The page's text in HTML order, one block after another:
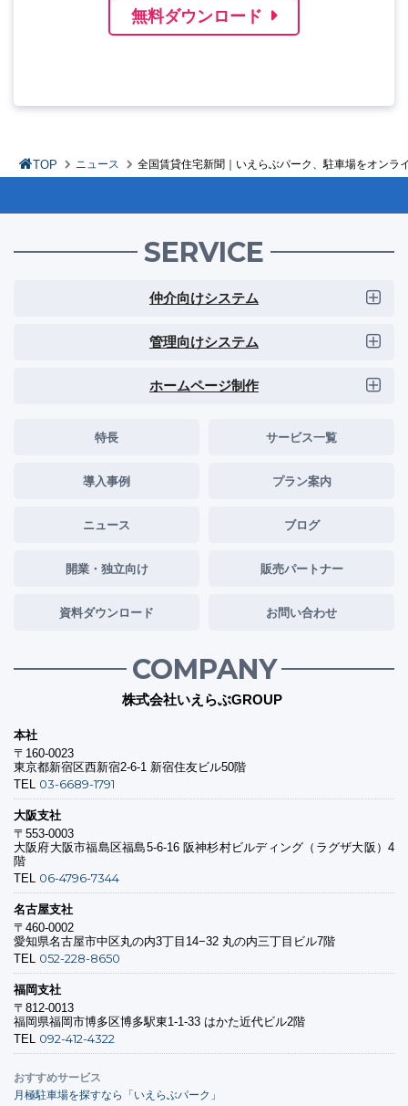
無料ダウンロード
TOP ニュース 全国賃貸住宅新聞｜いえらぶパーク、駐車場をオンラ
SERVICE
仲介向けシステム
管理向けシステム
ホームページ制作
特長 サービス一覧
導入事例 プラン案内
ニュース ブログ
開業・独立向け 販売パートナー
資料ダウンロード お問い合わせ
COMPANY
株式会社いえらぶGROUP
本社
〒160-0023
東京都新宿区西新宿2-6-1 新宿住友ビル50階
TEL 03-6689-1791
大阪支社
〒553-0003
大阪府大阪市福島区福島5-6-16 阪神杉村ビルディング（ラグザ大阪）4
階
TEL 06-4796-7344
名古屋支社
〒460-0002
愛知県名古屋市中区丸の内3丁目14−32 丸の内三丁目ビル7階
TEL 052-228-8650
福岡支社
〒812-0013
福岡県福岡市博多区博多駅東1-1-33 はかた近代ビル2階
TEL 092-412-4322
おすすめサービス
月極駐車場を探すなら「いえらぶパーク」